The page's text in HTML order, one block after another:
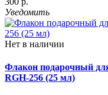
Уведомить
Нет в наличии
Флакон подарочный
RGH-256 (25 мл)